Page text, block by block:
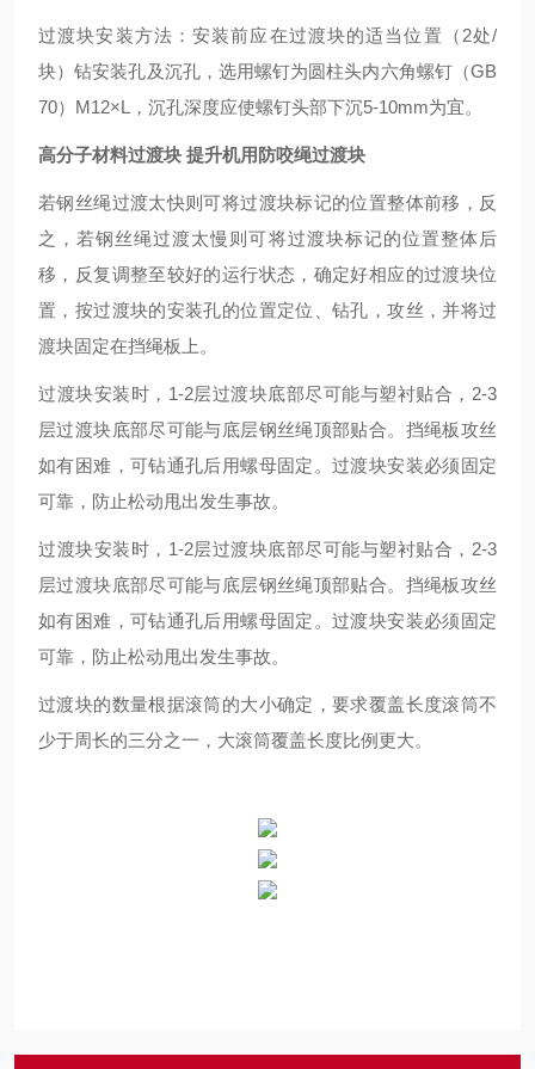
过渡块安装方法：安装前应在过渡块的适当位置（2处/
块）钻安装孔及沉孔，选用螺钉为圆柱头内六角螺钉（GB
70）M12×L，沉孔深度应使螺钉头部下沉5-10mm为宜。
高分子材料过渡块 提升机用防咬绳过渡块
若钢丝绳过渡太快则可将过渡块标记的位置整体前移，反
之，若钢丝绳过渡太慢则可将过渡块标记的位置整体后
移，反复调整至较好的运行状态，确定好相应的过渡块位
置，按过渡块的安装孔的位置定位、钻孔，攻丝，并将过
渡块固定在挡绳板上。
过渡块安装时，1-2层过渡块底部尽可能与塑衬贴合，2-3
层过渡块底部尽可能与底层钢丝绳顶部贴合。挡绳板攻丝
如有困难，可钻通孔后用螺母固定。过渡块安装必须固定
可靠，防止松动甩出发生事故。
过渡块安装时，1-2层过渡块底部尽可能与塑衬贴合，2-3
层过渡块底部尽可能与底层钢丝绳顶部贴合。挡绳板攻丝
如有困难，可钻通孔后用螺母固定。过渡块安装必须固定
可靠，防止松动甩出发生事故。
过渡块的数量根据滚筒的大小确定，要求覆盖长度滚筒不
少于周长的三分之一，大滚筒覆盖长度比例更大。